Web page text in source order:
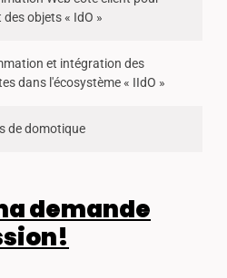
des objets « IdO »
et intégration des
dans l'écosystème « IIdO »
de domotique
demande